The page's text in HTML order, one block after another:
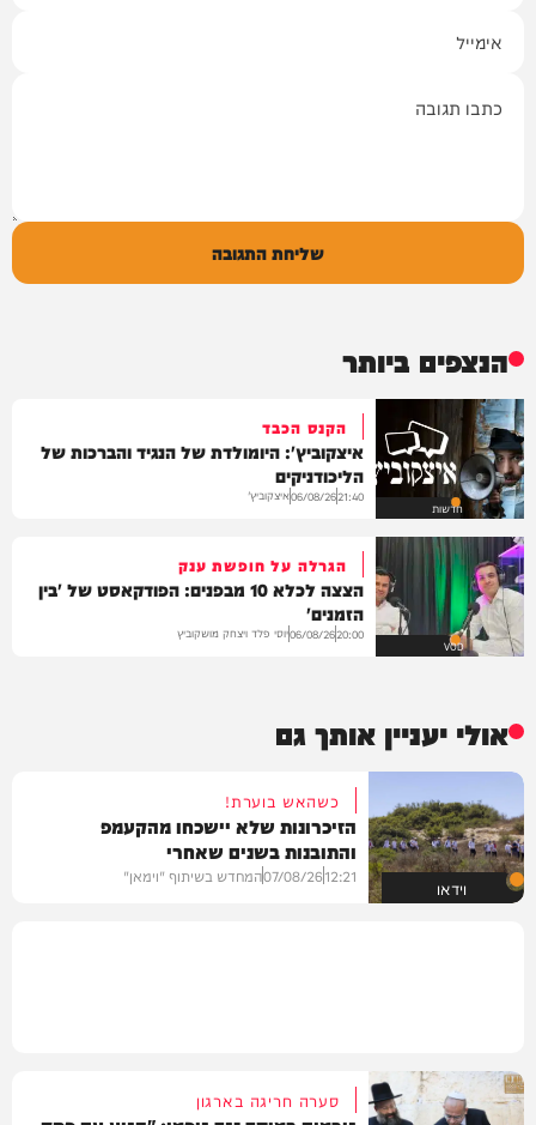
שליחת התגובה
הנצפים ביותר
חדשות
הקנס הכבד
איצקוביץ': היומולדת של הנגיד והברכות של
הליכודניקים
21:40
06/08/26איצקוביץ'
VOD
הגרלה על חופשת ענק
הצצה לכלא 10 מבפנים: הפודקאסט של 'בין
הזמנים'
20:00
06/08/26יוסי פלד ויצחק מושקוביץ
אולי יעניין אותך גם
וידאו
כשהאש בוערת!
הזיכרונות שלא יישכחו מהקעמפ
והתובנות בשנים שאחרי
12:21
07/08/26המחדש בשיתוף "וימאן"
סערה חריגה בארגון